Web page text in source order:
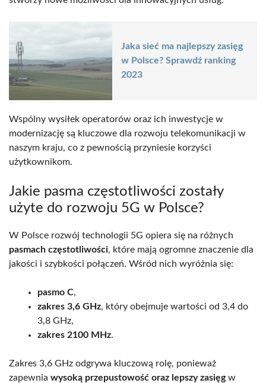
Jaka sieć ma najlepszy zasięg
w Polsce? Sprawdź ranking
2023
Wspólny wysiłek operatorów oraz ich inwestycje w
modernizację są kluczowe dla rozwoju telekomunikacji w
naszym kraju, co z pewnością przyniesie korzyści
użytkownikom.
Jakie pasma częstotliwości zostały
użyte do rozwoju 5G w Polsce?
W Polsce rozwój technologii 5G opiera się na różnych
pasmach częstotliwości, które mają ogromne znaczenie dla
jakości i szybkości połączeń. Wśród nich wyróżnia się:
pasmo C,
zakres 3,6 GHz, który obejmuje wartości od 3,4 do
3,8 GHz,
zakres 2100 MHz.
Zakres 3,6 GHz odgrywa kluczową rolę, ponieważ
zapewnia wysoką przepustowość oraz lepszy zasięgw